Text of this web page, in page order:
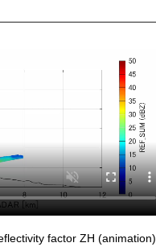
factor ZH (animation).